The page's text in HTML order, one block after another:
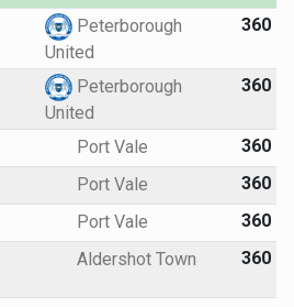
Peterborough
United
360
Peterborough
United
360
Port Vale
360
Port Vale
360
Port Vale
360
Aldershot Town 360